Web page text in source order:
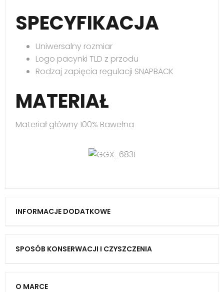
SPECYFIKACJA
Uniwersalny rozmiar
Logo pacynki TLD z przodu
Rodzaj zapięcia regulacji SNAPBACK
MATERIAŁ
Materiał główny 100% Bawełna
INFORMACJE DODATKOWE
SPOSÓB KONSERWACJI I CZYSZCZENIA
O MARCE